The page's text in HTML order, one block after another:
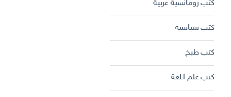
كتب رومانسية عربية
كتب سياسية
كتب طبخ
كتب علم اللغة